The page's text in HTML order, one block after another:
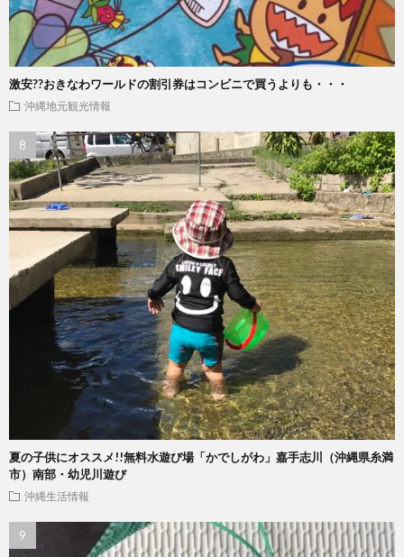
激安??おきなわワールドの割引券はコンビニで買うよりも・・・
沖縄地元観光情報
夏の子供にオススメ!!無料水遊び場「かでしがわ」嘉手志川（沖縄県糸満
市）南部・幼児川遊び
沖縄生活情報